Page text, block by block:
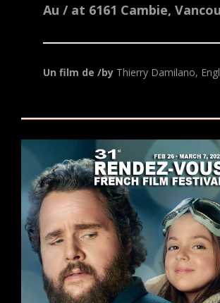
Au / at 6161 Cambie,
Un film de /by Thierry Damilano,